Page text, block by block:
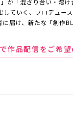
が「混ざり合い・溶
していく、プロデュース
届け、新たな「創作
作品配信をご希望